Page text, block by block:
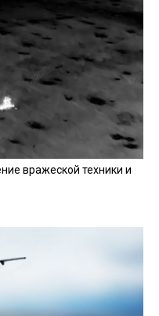
вражеской техники и